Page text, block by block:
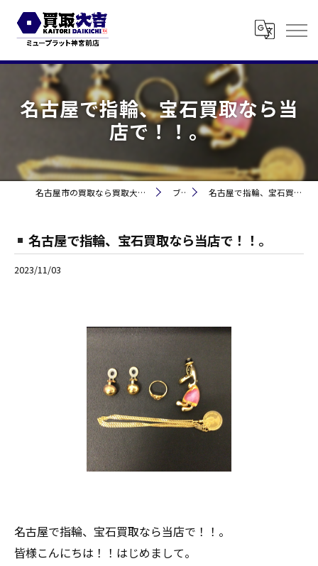
名古屋で指輪、宝石買取なら当
店で！！。
名古屋市の買取なら買取大吉 ミュープラット神宮前 ブログ 名古屋で指輪、宝石買取なら当店で！！。
名古屋で指輪、宝石買取なら当店で！！。
2023/11/03
名古屋で指輪、宝石買取なら当店で！！。
皆様こんにちは！！はじめまして。